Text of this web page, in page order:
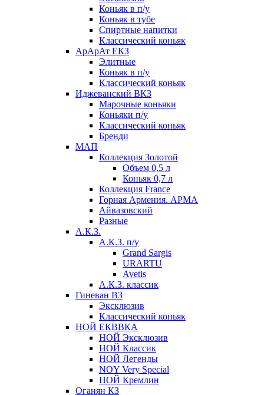
Коньяк в п/у
Коньяк в тубе
Спиртные напитки
Классический коньяк
АрАрАт ЕКЗ
Элитные
Коньяк в п/у
Классический коньяк
Иджеванский ВКЗ
Марочные коньяки
Коньяки п/у
Классический коньяк
Бренди
МАП
Коллекция Золотой
Объем 0,5 л
Коньяк 0,7 л
Коллекция France
Горная Армения. АРМА
Айвазовский
Разные
А.К.З.
А.К.З. п/у
Grand Sargis
URARTU
Avetis
А.К.З. классик
Гиневан ВЗ
Эксклюзив
Классический коньяк
НОЙ ЕКВВКА
НОЙ Эксклюзив
НОЙ Классик
НОЙ Легенды
NOY Very Speсial
НОЙ Кремлин
Оганян КЗ